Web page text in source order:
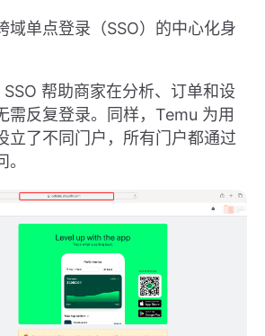
域单点登录（SSO）的中心化身
帮助商家在分析、订单和设
需反复登录。同样，Temu 为用
立了不同门户，所有门户都通过